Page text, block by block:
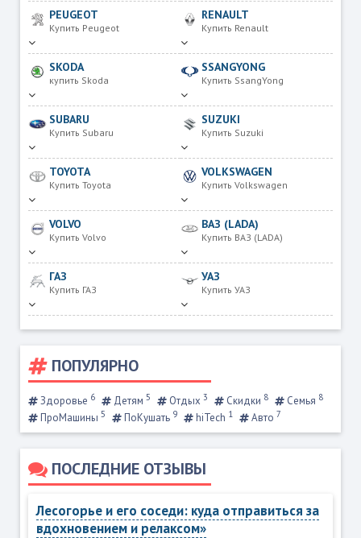
PEUGEOT
Купить Peugeot
RENAULT
Купить Renault
SKODA
купить Skoda
SSANGYONG
Купить SsangYong
SUBARU
Купить Subaru
SUZUKI
Купить Suzuki
TOYOTA
Купить Toyota
VOLKSWAGEN
Купить Volkswagen
VOLVO
Купить Volvo
ВАЗ (LADA)
Купить ВАЗ (LADA)
ГАЗ
Купить ГАЗ
УАЗ
Купить УАЗ
ПОПУЛЯРНО
Здоровье 6 Детям 5 Отдых 3 Скидки 8 Семья 8
ПроМашины 5 ПоКушать 9 hiTech 1 Авто 7
ПОСЛЕДНИЕ ОТЗЫВЫ
Лесогорье и его соседи: куда отправиться за
вдохновением и релаксом»